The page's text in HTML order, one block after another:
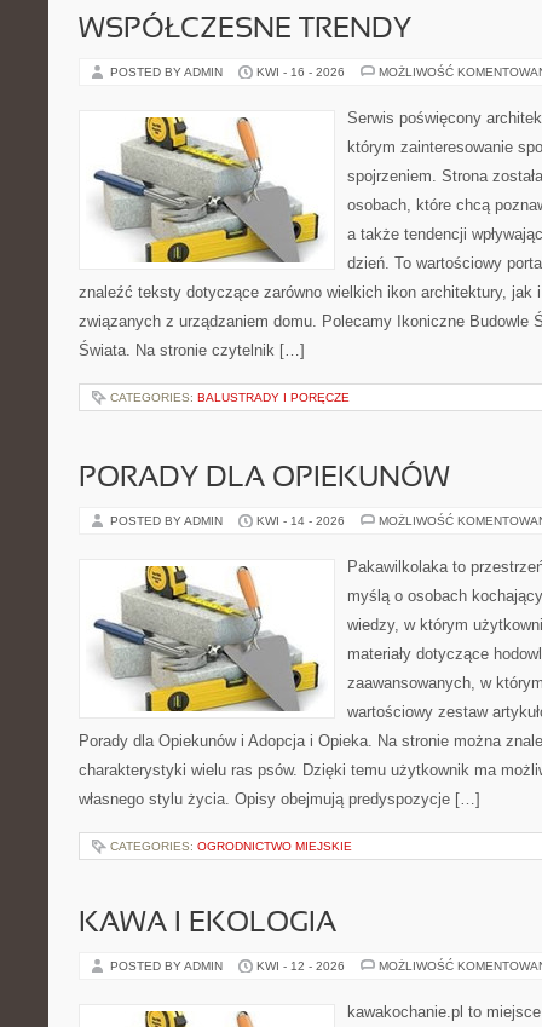
WSPÓŁCZESNE TRENDY
POSTED BY ADMIN KWI - 16 - 2026 MOŻLIWOŚĆ
Serwis poświęcony
którym zainteresowanie
spojrzeniem. Strona
osobach, które chcą
a także tendencji
dzień. To wartościowy
znaleźć teksty dotyczące zarówno wielkich ikon architektury, jak
związanych z urządzaniem domu. Polecamy Ikoniczne Budowle
Świata. Na stronie czytelnik […]
CATEGORIES: BALUSTRADY I PORĘCZE
PORADY DLA OPIEKUNÓW
POSTED BY ADMIN KWI - 14 - 2026 MOŻLIWOŚĆ
Pakawilkolaka to
myślą o osobach
wiedzy, w którym
materiały dotyczące
zaawansowanych, w
wartościowy zestaw
Porady dla Opiekunów i Adopcja i Opieka. Na stronie można
charakterystyki wielu ras psów. Dzięki temu użytkownik ma
własnego stylu życia. Opisy obejmują predyspozycje […]
CATEGORIES: OGRODNICTWO MIEJSKIE
KAWA I EKOLOGIA
POSTED BY ADMIN KWI - 12 - 2026 MOŻLIWOŚĆ
kawakochanie.pl to